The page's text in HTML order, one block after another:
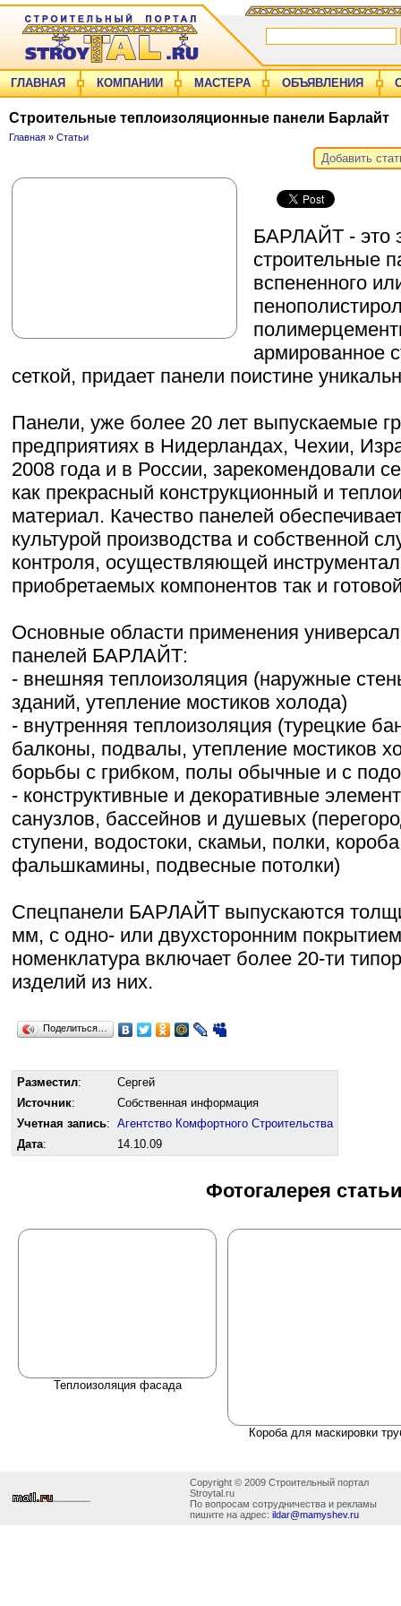
ГЛАВНАЯ КОМПАНИИ МАСТЕРА ОБЪЯВЛЕНИЯ
Строительные теплоизоляционные панели Барлайт
Главная » Статьи
Добавить
БАРЛАЙТ - это
строительные
вспененного
армированное
сеткой, придает панели поистине
Панели, уже более 20 лет выпускаемые
предприятиях в Нидерландах, Чехии,
2008 года и в России, зарекомендовали
как прекрасный конструкционный и
материал. Качество панелей
культурой производства и собственной
контроля, осуществляющей
приобретаемых компонентов так и
Основные области применения
панелей БАРЛАЙТ:
- внешняя теплоизоляция (наружные
зданий, утепление мостиков холода)
- внутренняя теплоизоляция (турецкие
балконы, подвалы, утепление мостиков
борьбы с грибком, полы обычные и с
- конструктивные и декоративные
санузлов, бассейнов и душевых
ступени, водостоки, скамьи, полки,
фальшкамины, подвесные потолки)
Спецпанели БАРЛАЙТ выпускаются
мм, с одно- или двухсторонним
номенклатура включает более 20-ти
изделий из них.
Поделиться…
Разместил:
Сергей
Источник:
Собственная информация
Учетная запись: Агентство Комфортного Строительства
Дата: 14.10.09
Фотогалерея
Теплоизоляция фасада
Короба для маскировки
Copyright © 2009 Строительный портал
Stroytal.ru
По вопросам сотрудничества и рекламы
пишите на адрес: ildar@mamyshev.ru